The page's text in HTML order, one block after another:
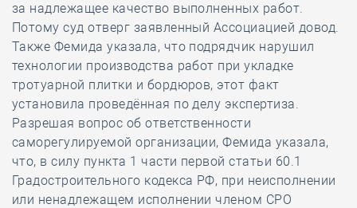
за надлежащее качество выполненных работ.
Потому суд отверг заявленный Ассоциацией довод.
Также Фемида указала, что подрядчик нарушил
технологии производства работ при укладке
тротуарной плитки и бордюров, этот факт
установила проведённая по делу экспертиза.
Разрешая вопрос об ответственности
саморегулируемой организации, Фемида указала,
что, в силу пункта 1 части первой статьи 60.1
Градостроительного кодекса РФ, при неисполнении
или ненадлежащем исполнении членом СРО